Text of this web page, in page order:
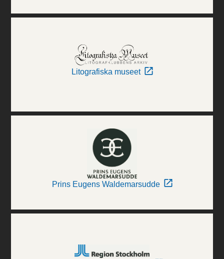
Litografiska museet
Prins Eugens Waldemarsudde